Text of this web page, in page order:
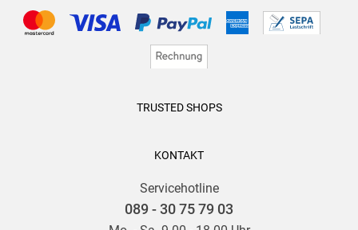
TRUSTED SHOPS
KONTAKT
Servicehotline
089 - 30 75 79 03